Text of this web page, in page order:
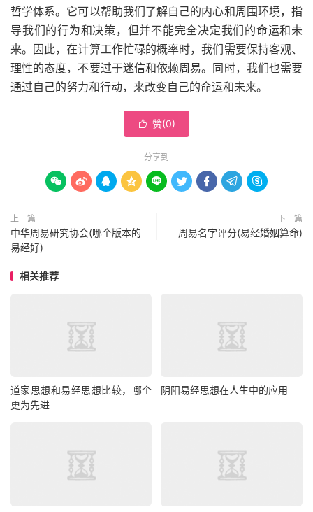
哲学体系。它可以帮助我们了解自己的内心和周围环境，指
导我们的行为和决策，但并不能完全决定我们的命运和未
来。因此，在计算工作忙碌的概率时，我们需要保持客观、
理性的态度，不要过于迷信和依赖周易。同时，我们也需要
通过自己的努力和行动，来改变自己的命运和未来。
 赞(0)
分享到
        
上一篇
中华周易研究协会(哪个版本的
易经好)
下一篇
周易名字评分(易经婚姻算命)
相关推荐
道家思想和易经思想比较，哪个
更为先进
阴阳易经思想在人生中的应用